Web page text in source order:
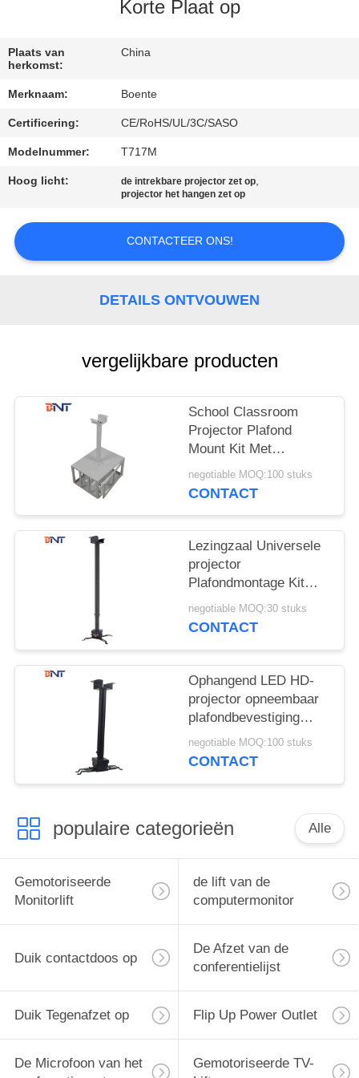
GEVALLEN
CONFERENCE
SOLUTION
POLICY
Korte Plaat op
Plaats van
herkomst:
China
Merknaam: Boente
Certificering: CE/RoHS/UL/3C/SASO
Modelnummer: T717M
Hoog licht: de intrekbare projector zet op,
projector het hangen zet op
CONTACTEER ONS!
DETAILS ONTVOUWEN
vergelijkbare producten
School Classroom
Projector Plafond
Mount Kit Met
Projector Veiligheid
Cage
negotiable MOQ:100 stuks
CONTACT
Lezingzaal Universele
projector
Plafondmontage Kit
Ronde buisvorm
negotiable MOQ:30 stuks
CONTACT
Ophangend LED HD-
projector opneembaar
plafondbevestiging
Beugel 50 - 100 cm
Uitbreiding
negotiable MOQ:100 stuks
CONTACT
populaire categorieën Alle
Gemotoriseerde
Monitorlift
de lift van de
computermonitor
Duik contactdoos op
De Afzet van de
conferentielijst
Duik Tegenafzet op Flip Up Power Outlet
De Microfoon van het
Gemotoriseerde TV-